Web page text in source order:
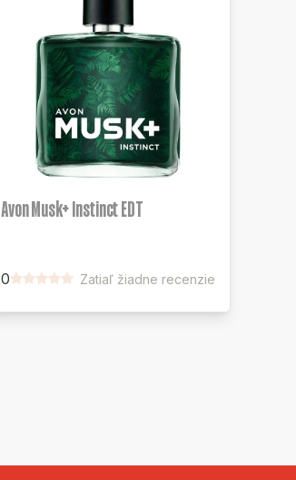
Avon Musk+ Instinct EDT
0 Zatiaľ žiadne recenzie